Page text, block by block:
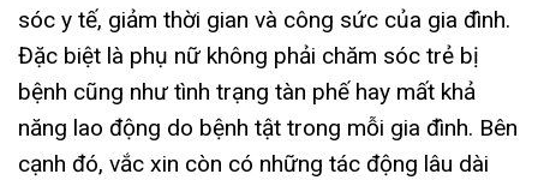
sóc y tế, giảm thời gian và công sức của gia đình.
Đặc biệt là phụ nữ không phải chăm sóc trẻ bị
bệnh cũng như tình trạng tàn phế hay mất khả
năng lao động do bệnh tật trong mỗi gia đình. Bên
cạnh đó, vắc xin còn có những tác động lâu dài